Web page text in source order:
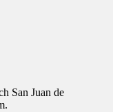
San Juan de